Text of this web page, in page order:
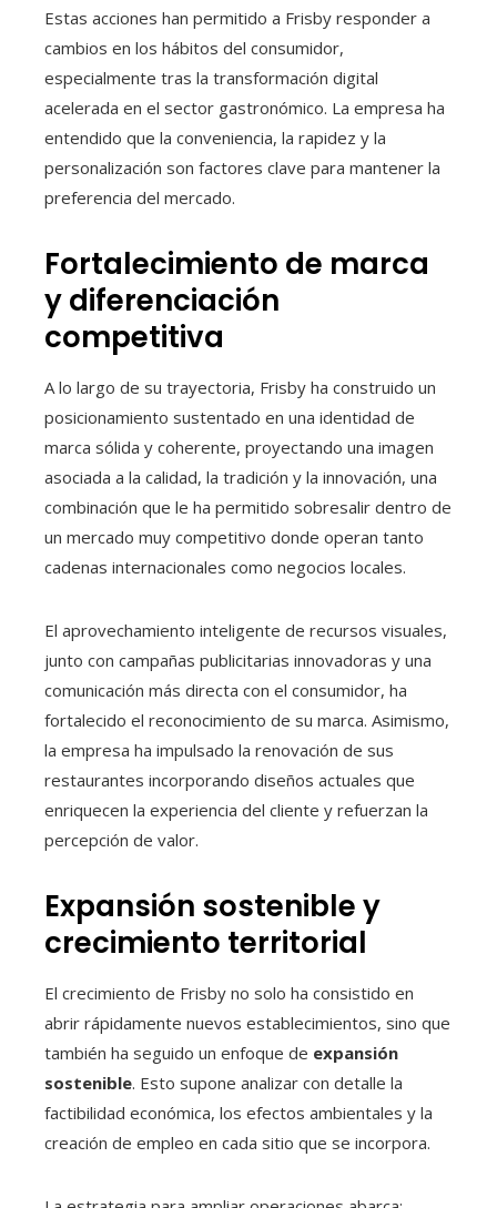
Estas acciones han permitido a Frisby responder a
cambios en los hábitos del consumidor,
especialmente tras la transformación digital
acelerada en el sector gastronómico. La empresa ha
entendido que la conveniencia, la rapidez y la
personalización son factores clave para mantener la
preferencia del mercado.
Fortalecimiento de marca
y diferenciación
competitiva
A lo largo de su trayectoria, Frisby ha construido un
posicionamiento sustentado en una identidad de
marca sólida y coherente, proyectando una imagen
asociada a la calidad, la tradición y la innovación, una
combinación que le ha permitido sobresalir dentro de
un mercado muy competitivo donde operan tanto
cadenas internacionales como negocios locales.
El aprovechamiento inteligente de recursos visuales,
junto con campañas publicitarias innovadoras y una
comunicación más directa con el consumidor, ha
fortalecido el reconocimiento de su marca. Asimismo,
la empresa ha impulsado la renovación de sus
restaurantes incorporando diseños actuales que
enriquecen la experiencia del cliente y refuerzan la
percepción de valor.
Expansión sostenible y
crecimiento territorial
El crecimiento de Frisby no solo ha consistido en
abrir rápidamente nuevos establecimientos, sino que
también ha seguido un enfoque de expansión
sostenible. Esto supone analizar con detalle la
factibilidad económica, los efectos ambientales y la
creación de empleo en cada sitio que se incorpora.